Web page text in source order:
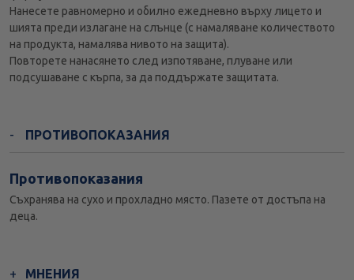
Нанесете равномерно и обилно ежедневно върху лицето и
шията преди излагане на слънце (с намаляване количеството
на продукта, намалява нивото на защита).
Повторете нанасянето след изпотяване, плуване или
подсушаване с кърпа, за да поддържате защитата.
ПРОТИВОПОКАЗАНИЯ
Противопоказания
Съхранява на сухо и прохладно място. Пазете от достъпа на
деца.
МНЕНИЯ